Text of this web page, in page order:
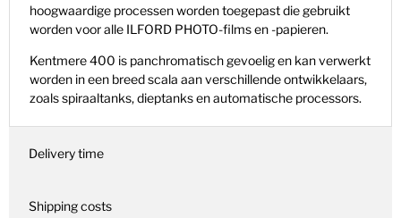
hoogwaardige processen worden toegepast die gebruikt
worden voor alle ILFORD PHOTO-films en -papieren.
Kentmere 400 is panchromatisch gevoelig en kan verwerkt
worden in een breed scala aan verschillende ontwikkelaars,
zoals spiraaltanks, dieptanks en automatische processors.
Delivery time
Shipping costs